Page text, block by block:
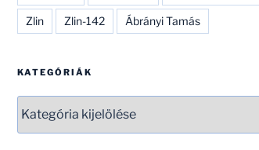
Zlin Zlin-142 Ábrányi Tamás
KATEGÓRIÁK